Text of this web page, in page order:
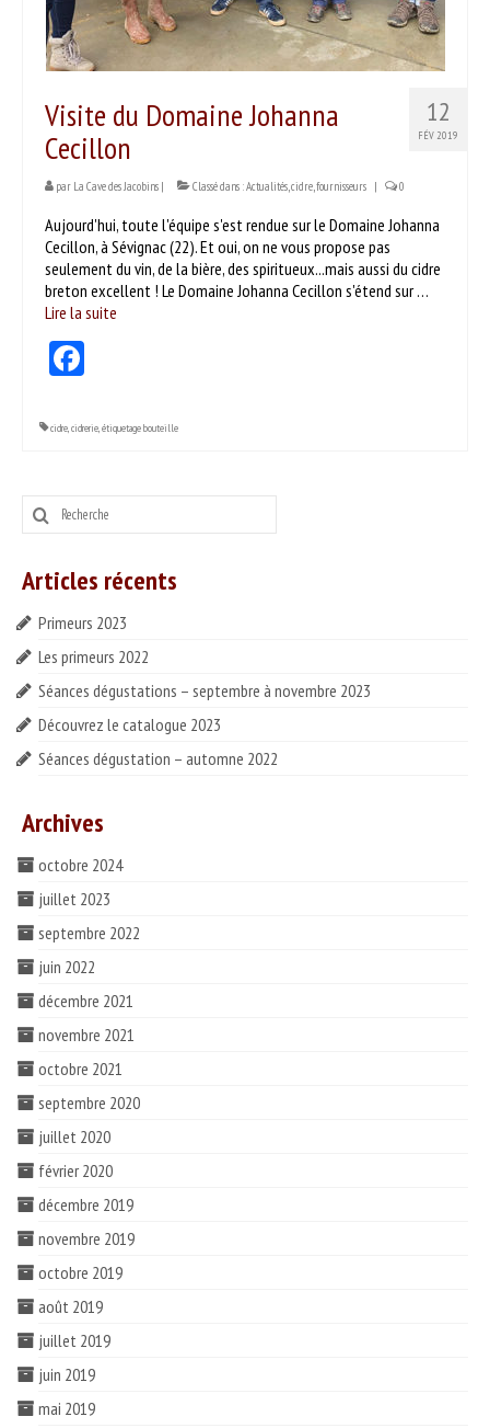
DÉGUSTER
Séances dégustation
Nos partenaires
Idées recettes
ESPACE PROS
Notre offre
12
FÉV 2019
Visite du Domaine Johanna
Cecillon
par La Cave des Jacobins | Classé dans :Actualités,cidre,fournisseurs | 0
Aujourd'hui, toute l'équipe s'est rendue sur le Domaine Johanna
Cecillon, à Sévignac (22). Et oui, on ne vous propose pas
seulement du vin, de la bière, des spiritueux...mais aussi du cidre
breton excellent ! Le Domaine Johanna Cecillon s'étend sur …
Lire la suite­­
cidre,cidrerie,étiquetage bouteille
Rechercher
:
Articles récents
Primeurs 2023
Les primeurs 2022
Séances dégustations – septembre à novembre 2023
Découvrez le catalogue 2023
Séances dégustation – automne 2022
Archives
octobre 2024
juillet 2023
septembre 2022
juin 2022
décembre 2021
novembre 2021
octobre 2021
septembre 2020
juillet 2020
février 2020
décembre 2019
novembre 2019
octobre 2019
août 2019
juillet 2019
juin 2019
mai 2019